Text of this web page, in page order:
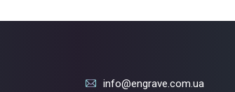
info@engrave.com.ua